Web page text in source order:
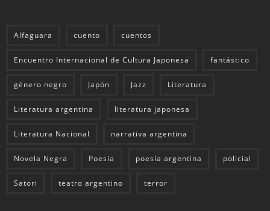
Alfaguara cuento cuentos
Encuentro Internacional de Cultura Japonesa fantástico
género negro Japón Jazz Literatura
Literatura argentina literatura japonesa
Literatura Nacional narrativa argentina
Novela Negra Poesía poesía argentina policial
Satori teatro argentino terror